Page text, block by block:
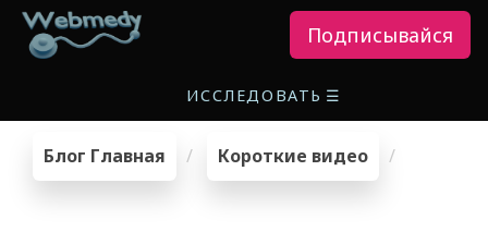
Подписывайся
ИССЛЕДОВАТЬ ☰
Блог Главная Короткие видео